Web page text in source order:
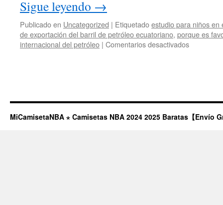
Sigue leyendo →
Publicado en Uncategorized | Etiquetadoestudio para niños en
de exportación del barril de petróleo ecuatoriano, porque es
internacional del petróleo | Comentarios desactivadosen
MiCamisetaNBA ⋆ Camisetas NBA 2024 2025 Baratas【Envío